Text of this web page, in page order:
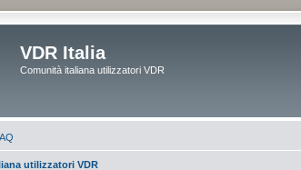
VDR Italia
Comunità italiana utilizzatori VDR
utilizzatori VDR